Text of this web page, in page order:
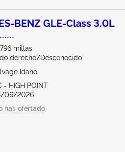
BENZ GLE-Class 3.0L
millas
derecho/Desconocido
Idaho
- HIGH POINT
06/2026
has ofertado